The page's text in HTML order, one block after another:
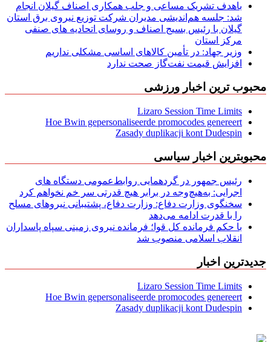
باهدف تشریک مساعی و جلب همکاری اصناف گیلان انجام
شد: جلسه هم‌اندیشی مدیران شركت توزیع نیروی برق استان
گیلان با رئیس بسیج اصناف و روسای اتحادیه های صنفی
مركز استان
وزیر جهاد: در تأمین کالاهای اساسی مشکلی نداریم
افزایش قیمت نفت‌گاز صحت ندارد
محبوب ترین اخبار ورزشی
Lizaro Session Time Limits
Hoe Bwin gepersonaliseerde promocodes genereert
Zasady duplikacji kont Dudespin
محبوبترین اخبار سیاسی
رئیس جمهور در گردهمایی روابط‌عمومی دستگاه های
اجرایی: به‌هیچ‌وجه در برابر هیچ قدرتی سر خم نخواهم کرد
سخنگوی وزارت دفاع: وزارت دفاع، پشتیبانی نیرو‌های مسلح
را با قدرت ادامه می‌دهد
با حکم فرمانده کل قوا؛ فرمانده نیروی زمینی سپاه پاسداران
انقلاب اسلامی منصوب شد
جدیدترین اخبار
Lizaro Session Time Limits
Hoe Bwin gepersonaliseerde promocodes genereert
Zasady duplikacji kont Dudespin